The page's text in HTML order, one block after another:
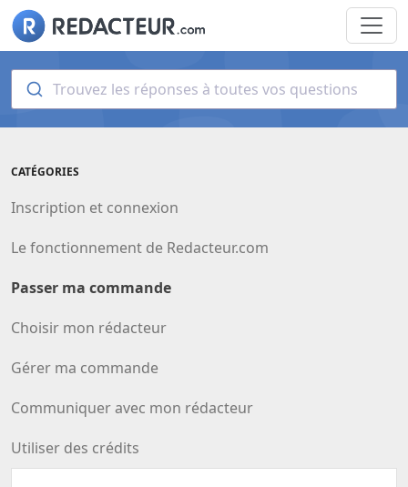
Trouvez les réponses à toutes vos questions
CATÉGORIES
Inscription et connexion
Le fonctionnement de Redacteur.com
Passer ma commande
Choisir mon rédacteur
Gérer ma commande
Communiquer avec mon rédacteur
Utiliser des crédits